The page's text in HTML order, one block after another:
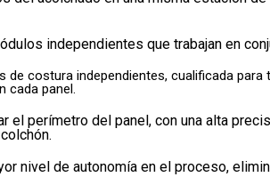
independientes que trabajan en
costura independientes, cualificada
cada panel.
el perímetro del panel, con una alta
nivel de autonomía en el proceso,